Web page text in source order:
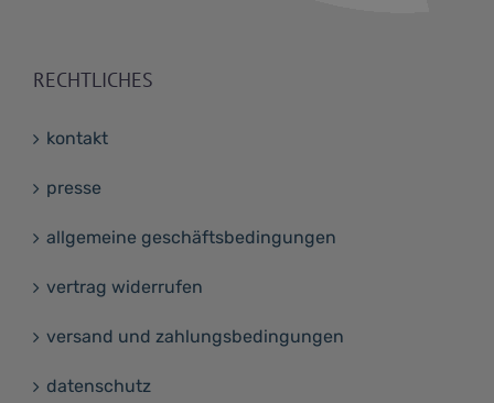
RECHTLICHES
kontakt
presse
allgemeine geschäftsbedingungen
vertrag widerrufen
versand und zahlungsbedingungen
datenschutz